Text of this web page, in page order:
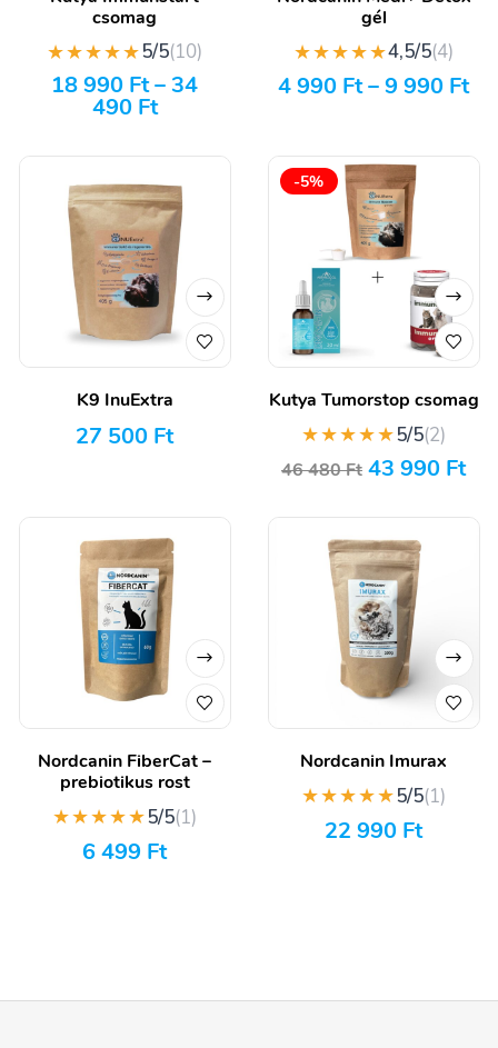
csomag
★★★★★5/5(10)
18 990 Ft–34
490 Ft
gél
★★★★★4,5/5(4)
4 990 Ft–9 990 Ft
K9 InuExtra
27 500 Ft
-5%
Kutya Tumorstop csomag
★★★★★5/5(2)
46 480Ft 43 990 Ft
Nordcanin FiberCat –
prebiotikus rost
★★★★★5/5(1)
6 499 Ft
Nordcanin Imurax
★★★★★5/5(1)
22 990 Ft